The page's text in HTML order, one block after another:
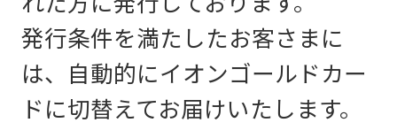
発行条件を満たしたお客さまに
は、自動的にイオンゴールドカー
ドに切替えてお届けいたします。